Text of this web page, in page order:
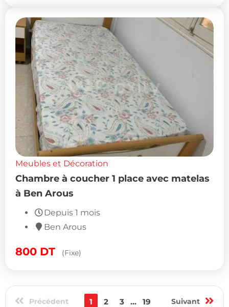
Meubles et Décoration
Chambre à coucher 1 place avec matelas
à Ben Arous
Depuis 1 mois
Ben Arous
800 DT (Fixe)
Précédent 1 2 3 ... 19 Suivant